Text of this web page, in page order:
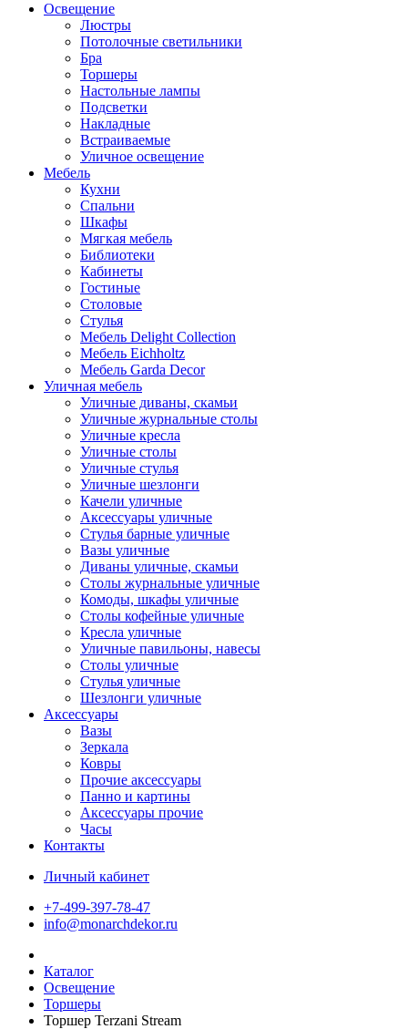
Освещение
Люстры
Потолочные светильники
Бра
Торшеры
Настольные лампы
Подсветки
Накладные
Встраиваемые
Уличное освещение
Мебель
Кухни
Спальни
Шкафы
Мягкая мебель
Библиотеки
Кабинеты
Гостиные
Столовые
Стулья
Мебель Delight Collection
Мебель Eichholtz
Мебель Garda Decor
Уличная мебель
Уличные диваны, скамьи
Уличные журнальные столы
Уличные кресла
Уличные столы
Уличные стулья
Уличные шезлонги
Качели уличные
Аксессуары уличные
Стулья барные уличные
Вазы уличные
Диваны уличные, скамьи
Столы журнальные уличные
Комоды, шкафы уличные
Столы кофейные уличные
Кресла уличные
Уличные павильоны, навесы
Столы уличные
Стулья уличные
Шезлонги уличные
Аксессуары
Вазы
Зеркала
Ковры
Прочие аксессуары
Панно и картины
Аксессуары прочие
Часы
Контакты
Личный кабинет
+7-499-397-78-47
info@monarchdekor.ru
Каталог
Освещение
Торшеры
Торшер Terzani Stream